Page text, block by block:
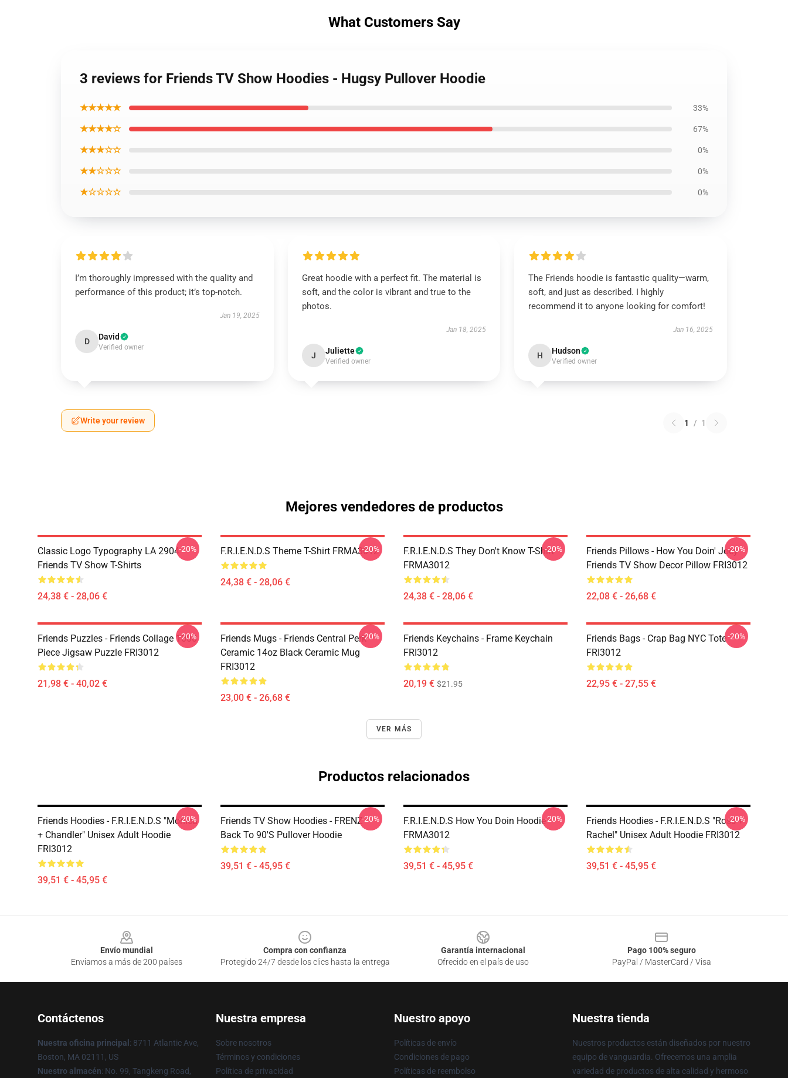
What Customers Say
3 reviews for Friends TV Show Hoodies - Hugsy Pullover Hoodie
★★★★★ 33%
★★★★☆ 67%
★★★☆☆ 0%
★★☆☆☆ 0%
★☆☆☆☆ 0%
I’m thoroughly impressed with the quality and
performance of this product; it’s top-notch.
Jan 19, 2025
D David
Verified owner
Great hoodie with a perfect fit. The material is
soft, and the color is vibrant and true to the
photos.
Jan 18, 2025
J Juliette
Verified owner
The Friends hoodie is fantastic quality—warm,
soft, and just as described. I highly
recommend it to anyone looking for comfort!
Jan 16, 2025
H Hudson
Verified owner
Write your review 1 / 1
Mejores vendedores de productos
Classic Logo Typography LA 2904
Friends TV Show T-Shirts
24,38 € - 28,06 €
-20% F.R.I.E.N.D.S Theme T-Shirt FRMA3012
24,38 € - 28,06 €
-20%
F.R.I.E.N.D.S They Don't Know T-Shirt
FRMA3012
24,38 € - 28,06 €
-20%
Friends Pillows - How You Doin' Joey
Friends TV Show Decor Pillow FRI3012
22,08 € - 26,68 €
-20%
Friends Puzzles - Friends Collage 1000
Piece Jigsaw Puzzle FRI3012
21,98 € - 40,02 €
-20%
Friends Mugs - Friends Central Perk
Ceramic 14oz Black Ceramic Mug
FRI3012
23,00 € - 26,68 €
-20%
Friends Keychains - Frame Keychain
FRI3012
20,19 € $21.95
Friends Bags - Crap Bag NYC Tote
FRI3012
22,95 € - 27,55 €
-20%
VER MÁS
Productos relacionados
Friends Hoodies - F.R.I.E.N.D.S "Monica
+ Chandler" Unisex Adult Hoodie
FRI3012
39,51 € - 45,95 €
-20%
Friends TV Show Hoodies - FRENZ -
Back To 90's Pullover Hoodie
39,51 € - 45,95 €
-20%
F.R.I.E.N.D.S How You Doin Hoodie
FRMA3012
39,51 € - 45,95 €
-20%
Friends Hoodies - F.R.I.E.N.D.S "Ross +
Rachel" Unisex Adult Hoodie FRI3012
39,51 € - 45,95 €
-20%
Envío mundial
Enviamos a más de 200 países
Compra con confianza
Protegido 24/7 desde los clics hasta la entrega
Garantía internacional
Ofrecido en el país de uso
Pago 100% seguro
PayPal / MasterCard / Visa
Contáctenos
Nuestra oficina principal : 8711 Atlantic Ave,
Boston, MA 02111, US
Nuestro almacén: No. 99, Tangkeng Road,
Nuestra empresa
Sobre nosotros
Términos y condiciones
Política de privacidad
Nuestro apoyo
Políticas de envío
Condiciones de pago
Políticas de reembolso
Nuestra tienda
Nuestros productos están diseñados por nuestro
equipo de vanguardia. Ofrecemos una amplia
variedad de productos de alta calidad y hermoso